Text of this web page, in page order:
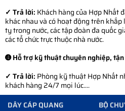
✓ Trả lời: Khách hàng của Hợp Nhất
khác nhau và có hoạt động trên
ty trong nước, các tập đoàn đa quốc
các tổ chức trực thuộc nhà nước.
➍ Hỗ trợ kỹ thuật chuyên nghiệp,
✓ Trả lời: Phòng kỹ thuật Hợp Nhất
khách hàng 24/7 mọi lúc....
DÂY CÁP QUANG
BỘ